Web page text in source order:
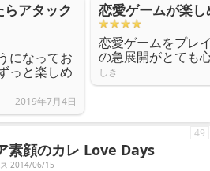
アタック
になってお
っと楽しめ
2019年7月4日
恋愛ゲームが楽し
恋愛ゲームをプレ
の急展開がとても
しき
素顔のカレ Love Days
ス 2014/06/15
49